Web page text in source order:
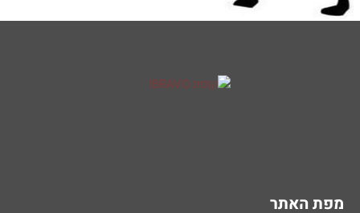
מפת האתר